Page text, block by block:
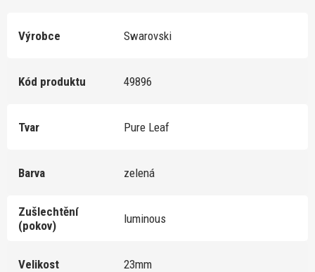
Výrobce Swarovski
Kód produktu 49896
Tvar Pure Leaf
Barva zelená
Zušlechtění
(pokov)
luminous
Velikost 23mm